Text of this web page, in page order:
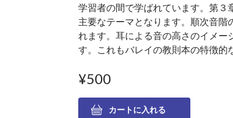
学習者の間で学ばれています。第
主要なテーマとなります。順次音階
れます。耳による音の高さのイメー
す。これもバレイの教則本の特徴的
¥500